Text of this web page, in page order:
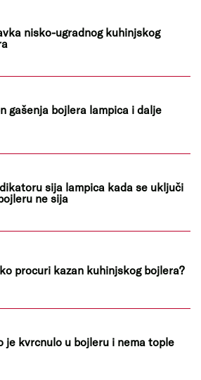
nisko-ugradnog kuhinjskog
gašenja bojlera lampica i dalje
sija lampica kada se uključi
ne sija
procuri kazan kuhinjskog bojlera?
je kvrcnulo u bojleru i nema tople